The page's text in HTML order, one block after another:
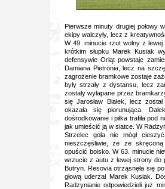
Pierwsze minuty drugiej połowy
ekipy walczyły, lecz z
W 49. minucie rzut wolny z
krótkim słupku Marek Kusiak
defensywie Orląt powstaje
Damiana Pietronia, lecz na
zagrożenie bramkowe zostaje
były strzały z dystansu, lecz
zostały wyłapane przez
się Jarosław Białek, lecz
okazała się piorunująca.
dośrodkowanie i piłka trafiła pod
jak umieścić ją w siatce. W
Strzelec gola nie mógł
nieszczęśliwie, że ze
opuścić boisko. W 63. minucie
wrzucie z autu z lewej strony do
Butryn. Resovia otrząsnęła się
głową uderzał Marek Kusiak.
Radzynianie odpowiedzieli już